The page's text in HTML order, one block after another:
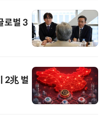
로벌 3
2兆 벌